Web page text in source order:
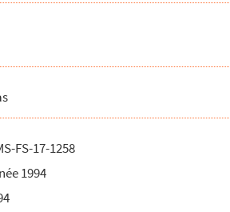
FS-17-1258
1994